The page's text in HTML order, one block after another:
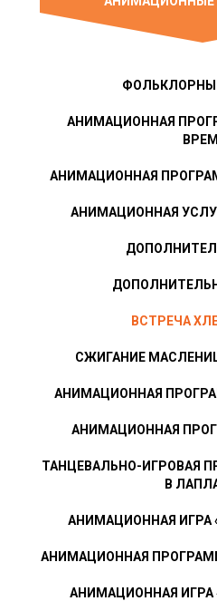
АНИМАЦИОННАЯ
АНИМАЦИОННАЯ
АНИМАЦИОННАЯ
ВСТРЕЧА
СЖИГАНИЕ
АНИМАЦИОННАЯ
АНИМАЦИОННАЯ
ТАНЦЕВАЛЬНО-ИГРОВАЯ
В
АНИМАЦИОННАЯ ИГРА
АНИМАЦИОННАЯ
АНИМАЦИОННАЯ ИГРА